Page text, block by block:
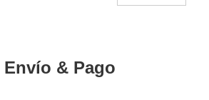
Envío & Pago